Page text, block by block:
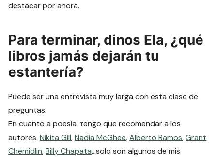
destacar por ahora.
Para terminar, dinos Ela, ¿qué
libros jamás dejarán tu
estantería?
Puede ser una entrevista muy larga con esta clase de
preguntas.
En cuanto a poesía, tengo que recomendar a los
autores:Nikita Gill,Nadia McGhee,Alberto Ramos,Grant
Chemidlin,Billy Chapata…solo son algunos de mis